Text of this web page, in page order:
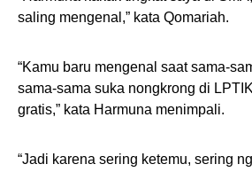
saling mengenal,” kata Qomariah.
“Kamu baru mengenal saat sama-
sama-sama suka nongkrong di
gratis,” kata Harmuna menimpali.
“Jadi karena sering ketemu, sering